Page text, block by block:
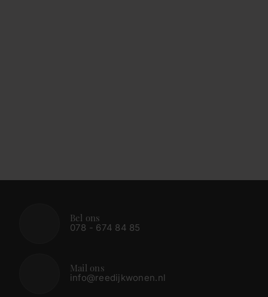
Bel ons
078 - 674 84 85
Mail ons
info@reedijkwonen.nl